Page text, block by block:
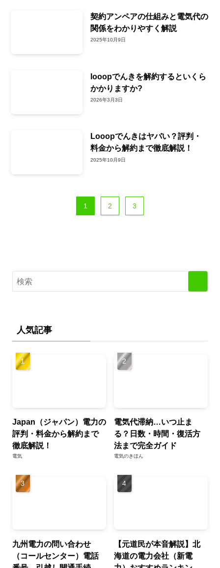
契約アンペアの仕組みと電気代の
関係をわかりやすく解説
2025年10月9日
looopでんきを解約するといくら
かかりますか?
2026年3月3日
Looopでんきはヤバい？評判・
料金から解約まで徹底解説！
2025年10月9日
1 2 3
人気記事
Japan（ジャパン）電力の
評判・料金から解約まで
徹底解説！
電気
電気代滞納…いつ止ま
る？日数・時間・復活方
法まで完全ガイド
電気のきほん
九州電力の問い合わせ
（コールセンター）電話
【元道民が本音解説】北
海道の電力会社（新電